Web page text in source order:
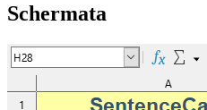
Schermata